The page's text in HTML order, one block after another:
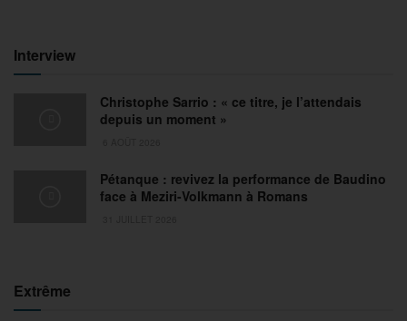
Interview
Christophe Sarrio : « ce titre, je l’attendais
depuis un moment »
Pétanque : revivez la performance de Baudino
face à Meziri-Volkmann à Romans
Extrême